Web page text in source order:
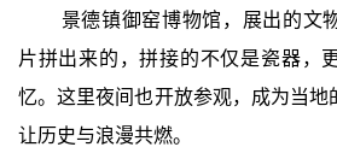
景德镇御窑博物馆，展出的文
片拼出来的，拼接的不仅是瓷器，
忆。这里夜间也开放参观，成为当地
让历史与浪漫共燃。